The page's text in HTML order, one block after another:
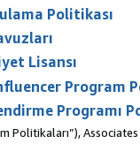
Politikası
Lisansı
Program
Programı
Politikaları”),